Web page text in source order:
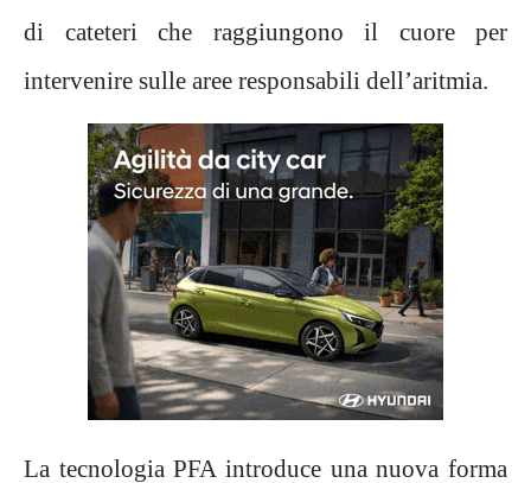
di cateteri che raggiungono il cuore per
intervenire sulle aree responsabili dell’aritmia.
La tecnologia PFA introduce una nuova forma